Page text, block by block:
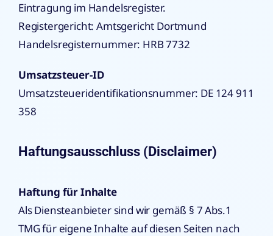
Eintragung im Handelsregister.
Registergericht: Amtsgericht Dortmund
Handelsregisternummer: HRB 7732
Umsatzsteuer-ID
Umsatzsteueridentifikationsnummer: DE 124 911
358
Haftungsausschluss (Disclaimer)
Haftung für Inhalte
Als Diensteanbieter sind wir gemäß § 7 Abs.1
TMG für eigene Inhalte auf diesen Seiten nach